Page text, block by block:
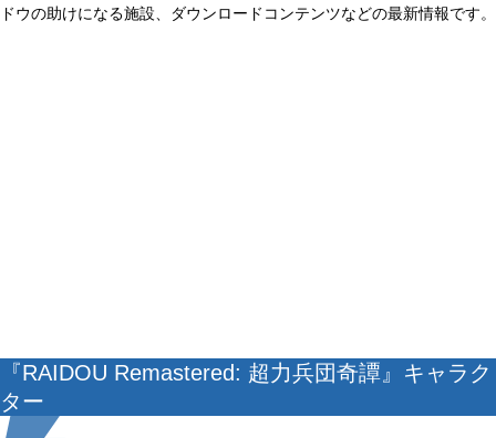
ドウの助けになる施設、ダウンロードコンテンツなどの最新情報です。
『RAIDOU Remastered: 超力兵団奇譚』キャラク
ター